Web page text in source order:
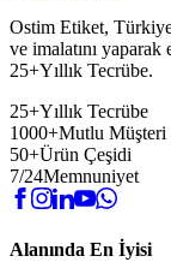
Ostim Etiket,
ve imalatını yaparak
25+Yıllık Tecrübe.
25+Yıllık Tecrübe
1000+Mutlu Müşteri
50+Ürün Çeşidi
7/24Memnuniyet
Alanında En İyisi